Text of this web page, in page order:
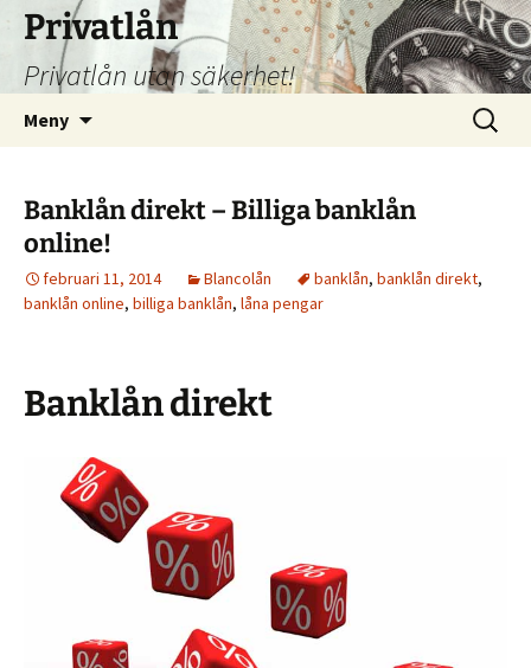
Hoppa
innehåll
Privatlån
Privatlån utan säkerhet!
Meny
Sök
efter:
Banklån direkt – Billiga banklån
online!
februari 11, 2014 Blancolån banklån, banklån direkt,
banklån online, billiga banklån, låna pengar
Banklån direkt